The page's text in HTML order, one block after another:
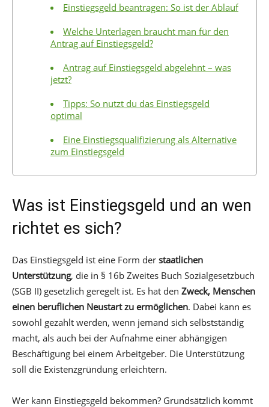
Einstiegsgeld beantragen: So ist der Ablauf
Welche Unterlagen braucht man für den
Antrag auf Einstiegsgeld?
Antrag auf Einstiegsgeld abgelehnt – was
jetzt?
Tipps: So nutzt du das Einstiegsgeld
optimal
Eine Einstiegsqualifizierung als Alternative
zum Einstiegsgeld
Was ist Einstiegsgeld und an wen
richtet es sich?
Das Einstiegsgeld ist eine Form der staatlichen
Unterstützung, die in § 16b Zweites Buch Sozialgesetzbuch
(SGB II) gesetzlich geregelt ist. Es hat den Zweck, Menschen
einen beruflichen Neustart zu ermöglichen. Dabei kann es
sowohl gezahlt werden, wenn jemand sich selbstständig
macht, als auch bei der Aufnahme einer abhängigen
Beschäftigung bei einem Arbeitgeber. Die Unterstützung
soll die Existenzgründung erleichtern.
Wer kann Einstiegsgeld bekommen? Grundsätzlich kommt